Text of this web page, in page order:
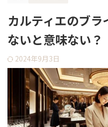
カルティエのブ
ないと意味ない？
2024年9月3日